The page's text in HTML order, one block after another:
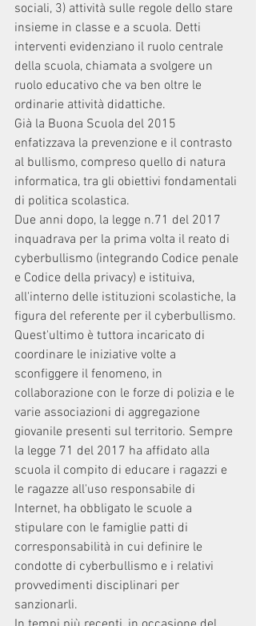
sociali, 3) attività sulle regole dello stare
insieme in classe e a scuola. Detti
interventi evidenziano il ruolo centrale
della scuola, chiamata a svolgere un
ruolo educativo che va ben oltre le
ordinarie attività didattiche.
Già la Buona Scuola del 2015
enfatizzava la prevenzione e il contrasto
al bullismo, compreso quello di natura
informatica, tra gli obiettivi fondamentali
di politica scolastica.
Due anni dopo, la legge n.71 del 2017
inquadrava per la prima volta il reato di
cyberbullismo (integrando Codice penale
e Codice della privacy) e istituiva,
all'interno delle istituzioni scolastiche, la
figura del referente per il cyberbullismo.
Quest'ultimo è tuttora incaricato di
coordinare le iniziative volte a
sconfiggere il fenomeno, in
collaborazione con le forze di polizia e le
varie associazioni di aggregazione
giovanile presenti sul territorio. Sempre
la legge 71 del 2017 ha affidato alla
scuola il compito di educare i ragazzi e
le ragazze all'uso responsabile di
Internet, ha obbligato le scuole a
stipulare con le famiglie patti di
corresponsabilità in cui definire le
condotte di cyberbullismo e i relativi
provvedimenti disciplinari per
sanzionarli.